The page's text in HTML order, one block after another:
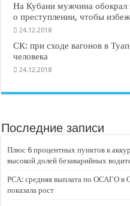
На Кубани мужчина обокрал
о преступлении, чтобы
24.12.2018
СК: при сходе вагонов в
человека
24.12.2018
Последние записи
Плюс 6 процентных пунктов к
высокой долей безаварийных
РСА: средняя выплата по ОСАГО в
показала рост